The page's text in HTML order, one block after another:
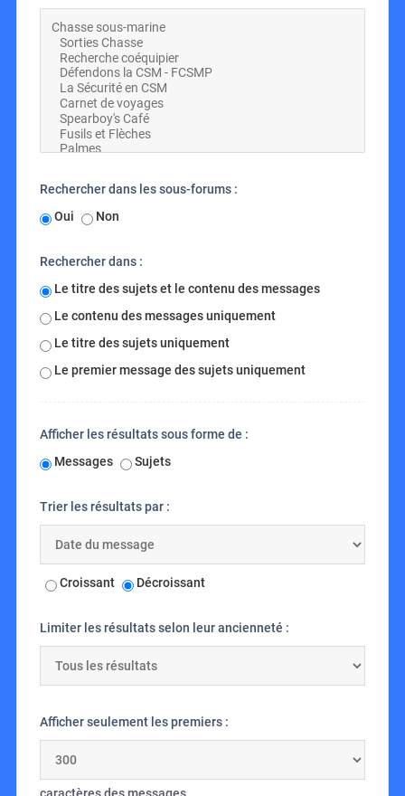
Rechercher dans les sous-forums :
Oui
Non
Rechercher dans :
Le titre des sujets et le contenu des messages
Le contenu des messages uniquement
Le titre des sujets uniquement
Le premier message des sujets uniquement
Afficher les résultats sous forme de :
Messages
Sujets
Trier les résultats par :
Croissant Décroissant
Limiter les résultats selon leur ancienneté :
Afficher seulement les premiers :